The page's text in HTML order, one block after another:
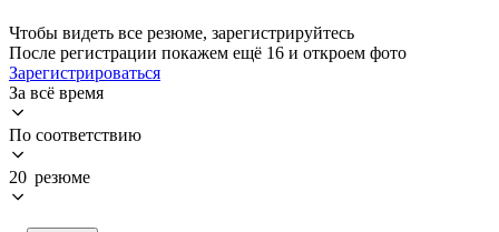
Чтобы видеть все резюме, зарегистрируйтесь
После регистрации покажем ещё 16 и откроем фото
Зарегистрироваться
За всё время
По соответствию
20 резюме